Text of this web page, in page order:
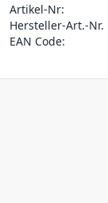
Artikel-Nr:
Hersteller-Art.-Nr.
EAN Code: